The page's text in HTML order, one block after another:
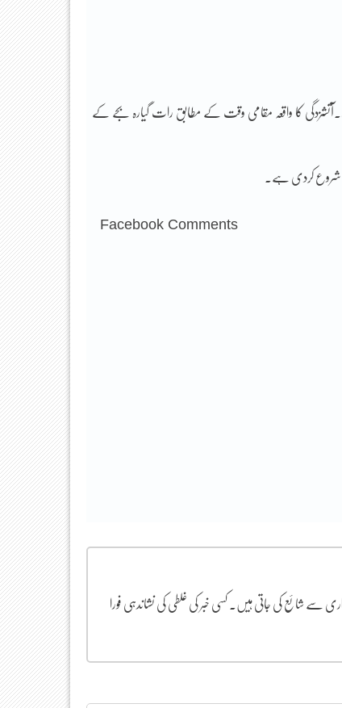
کا واقعہ مقامی وقت کے مطابق رات گیارہ بجے کے
شروع کردی ہے۔
Facebook Comments
سے شائع کی جاتی ہیں۔ کسی خبر کی غلطی کی نشاندہی فورا